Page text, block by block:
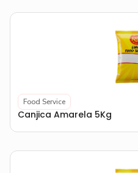
Food Service
Canjica Amarela 5Kg